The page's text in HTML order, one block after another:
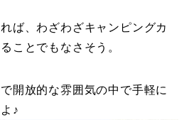
ば、わざわざキャンピングカ
ことでもなさそう。
開放的な雰囲気の中で手軽に
♪